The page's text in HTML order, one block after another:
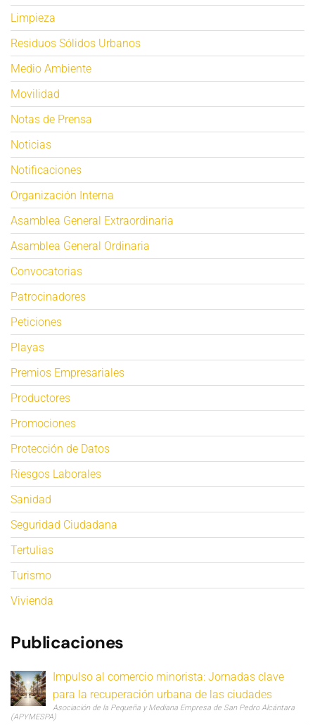
Limpieza
Residuos Sólidos Urbanos
Medio Ambiente
Movilidad
Notas de Prensa
Noticias
Notificaciones
Organización Interna
Asamblea General Extraordinaria
Asamblea General Ordinaria
Convocatorias
Patrocinadores
Peticiones
Playas
Premios Empresariales
Productores
Promociones
Protección de Datos
Riesgos Laborales
Sanidad
Seguridad Ciudadana
Tertulias
Turismo
Vivienda
Publicaciones
Impulso al comercio minorista: Jornadas clave
para la recuperación urbana de las ciudades
Asociación de la Pequeña y Mediana Empresa de San Pedro Alcántara
(APYMESPA)